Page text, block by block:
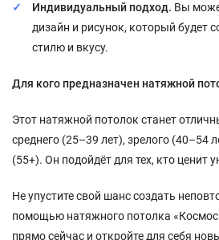
Индивидуальный подход. Вы
дизайн и рисунок, который будет
стилю и вкусу.
Для кого предназначен натяжной
Этот натяжной потолок станет
среднего (25–39 лет), зрелого (40–54
(55+). Он подойдёт для тех, кто ценит
Не упустите свой шанс создать
помощью натяжного потолка «Космос
прямо сейчас и откройте для себя